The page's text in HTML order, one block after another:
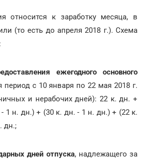
относится к заработку месяца, в
(то есть до апреля 2018 г.). Схема
ежегодного основного
период с 10 января по 22 мая 2018 г.
и нерабочих дней): 22 к. дн. +
1 н. дн.) + (30 к. дн. - 1 н. дн.) + (22 к.
дн.;
дней отпуска, надлежащего за